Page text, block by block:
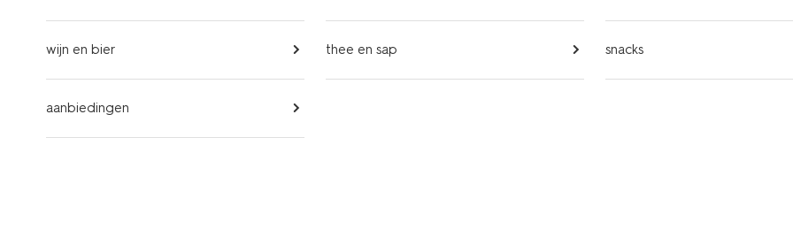
wijn en bier thee en sap snacks
aanbiedingen